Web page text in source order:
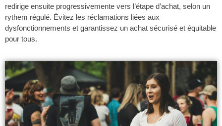
redirige ensuite progressivemente vers l’étape d’achat, selon un
rythem régulé. Évitez les réclamations liées aux
dysfonctionnements et garantissez un achat sécurisé et équitable
pour tous.